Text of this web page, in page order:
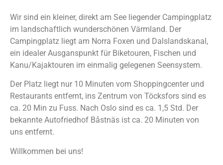
Wir sind ein kleiner, direkt am See liegender Campingplatz
im landschaftlich wunderschönen Värmland. Der
Campingplatz liegt am Norra Foxen und Dalslandskanal,
ein idealer Ausganspunkt für Biketouren, Fischen und
Kanu/Kajaktouren im einmalig gelegenen Seensystem.
Der Platz liegt nur 10 Minuten vom Shoppingcenter und
Restaurants entfernt, ins Zentrum von Töcksfors sind es
ca. 20 Min zu Fuss. Nach Oslo sind es ca. 1,5 Std. Der
bekannte Autofriedhof Båstnäs ist ca. 20 Minuten von
uns entfernt.
Willkommen bei uns!